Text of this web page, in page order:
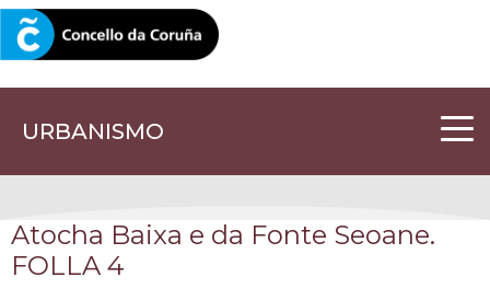
URBANISMO
CORUNA.GAL
Atocha Baixa e da Fonte Seoane.
FOLLA 4